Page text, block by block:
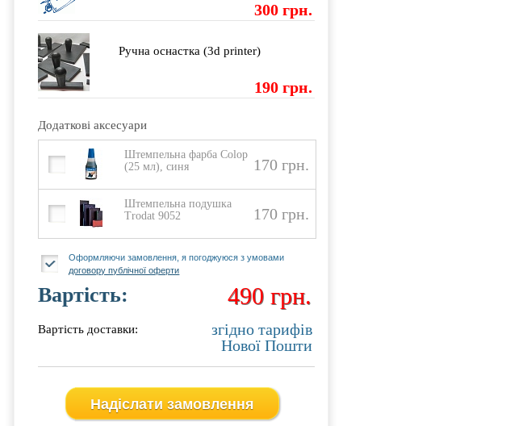
Автоматическая оснастка Trodat 4929 (Красная)
300 грн.
Ручна оснастка (3d printer)
190 грн.
Додаткові аксесуари
Штемпельна фарба Colop
(25 мл), синя
170 грн.
Штемпельна подушка
Trodat 9052
170 грн.
Оформляючи замовлення, я погоджуюся з умовами
договору публічної оферти
Вартість: 490 грн.
490 грн.
Вартість доставки:
згідно тарифів
Нової Пошти
Надіслати замовлення